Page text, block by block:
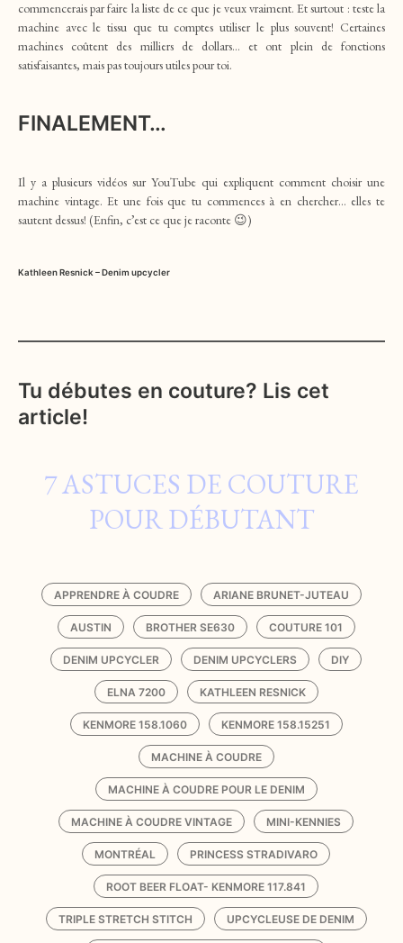
commencerais par faire la liste de ce que je veux vraiment. Et surtout : teste la
machine avec le tissu que tu comptes utiliser le plus souvent! Certaines
machines coûtent des milliers de dollars… et ont plein de fonctions
satisfaisantes, mais pas toujours utiles pour toi.
FINALEMENT…
Il y a plusieurs vidéos sur YouTube qui expliquent comment choisir une
machine vintage. Et une fois que tu commences à en chercher… elles te
sautent dessus! (Enfin, c’est ce que je raconte 😉)
Kathleen Resnick – Denim upcycler
Tu débutes en couture? Lis cet
article!
7 ASTUCES DE COUTURE
POUR DÉBUTANT
APPRENDRE À COUDRE ARIANE BRUNET-JUTEAU
AUSTIN BROTHER SE630 COUTURE 101
DENIM UPCYCLER DENIM UPCYCLERS DIY
ELNA 7200 KATHLEEN RESNICK
KENMORE 158.1060 KENMORE 158.15251
MACHINE À COUDRE
MACHINE À COUDRE POUR LE DENIM
MACHINE À COUDRE VINTAGE MINI-KENNIES
MONTRÉAL PRINCESS STRADIVARO
ROOT BEER FLOAT- KENMORE 117.841
TRIPLE STRETCH STITCH UPCYCLEUSE DE DENIM